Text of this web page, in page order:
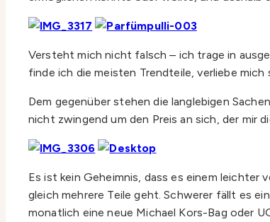
Versteht mich nicht falsch – ich trage in
finde ich die meisten Trendteile, verliebe
Dem gegenüber stehen die langlebigen
nicht zwingend um den Preis an sich, der mir
Es ist kein Geheimnis, dass es einem
gleich mehrere Teile geht. Schwerer fällt es
monatlich eine neue Michael Kors-Bag oder